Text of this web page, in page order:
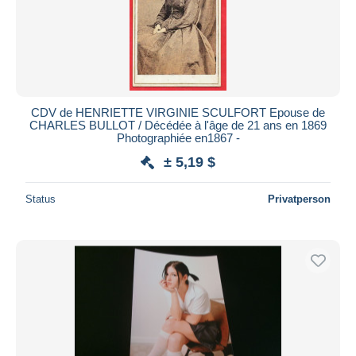
CDV de HENRIETTE VIRGINIE SCULFORT Epouse de
CHARLES BULLOT / Décédée à l'âge de 21 ans en 1869
Photographiée en1867 -
± 5,19 $
Status Privatperson